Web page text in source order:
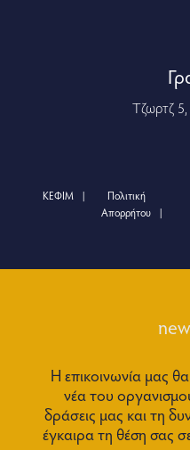
Τζωρτζ
ΚΕΦΙΜ
Πολιτική
Απορρήτου
Η επικοινωνία μας
νέα του
δράσεις μας και τη
έγκαιρα τη θέση σας